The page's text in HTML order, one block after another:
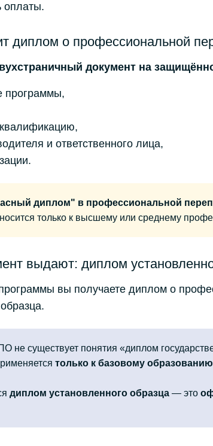
оплаты.
диплом о профессиональной
документ на
программы,
и ответственного лица,
диплом" в профессиональной
только к высшему или среднему
выдают: диплом
вы получаете диплом о
не существует понятия «диплом
только к базовому образованию
диплом установленного образца — это